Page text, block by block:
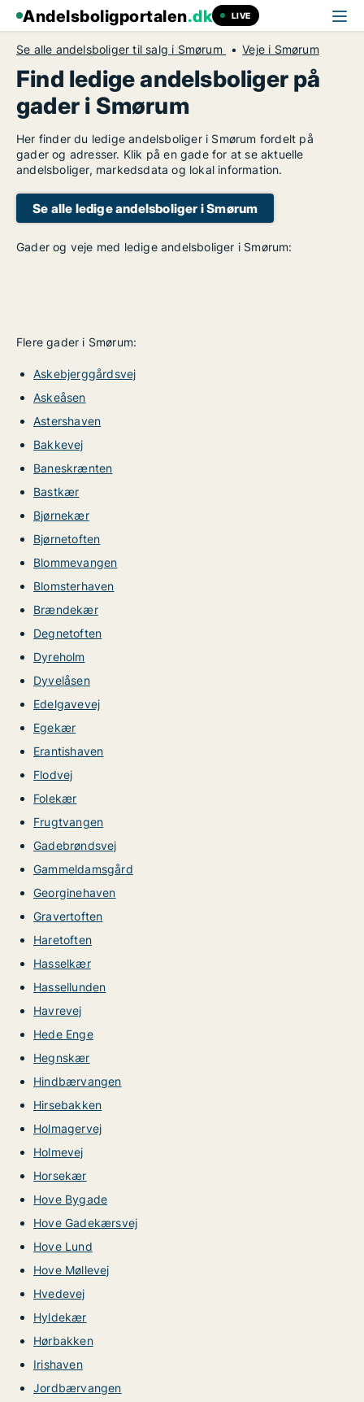
Andelsboligportalen.dk LIVE
Se alle andelsboliger til salg i Smørum Veje i Smørum
Find ledige andelsboliger på
gader i Smørum
Her finder du ledige andelsboliger i Smørum fordelt på
gader og adresser. Klik på en gade for at se aktuelle
andelsboliger, markedsdata og lokal information.
Se alle ledige andelsboliger i Smørum
Gader og veje med ledige andelsboliger i Smørum:
Flere gader i Smørum:
Askebjerggårdsvej
Askeåsen
Astershaven
Bakkevej
Baneskrænten
Bastkær
Bjørnekær
Bjørnetoften
Blommevangen
Blomsterhaven
Brændekær
Degnetoften
Dyreholm
Dyvelåsen
Edelgavevej
Egekær
Erantishaven
Flodvej
Folekær
Frugtvangen
Gadebrøndsvej
Gammeldamsgård
Georginehaven
Gravertoften
Haretoften
Hasselkær
Hassellunden
Havrevej
Hede Enge
Hegnskær
Hindbærvangen
Hirsebakken
Holmagervej
Holmevej
Horsekær
Hove Bygade
Hove Gadekærsvej
Hove Lund
Hove Møllevej
Hvedevej
Hyldekær
Hørbakken
Irishaven
Jordbærvangen